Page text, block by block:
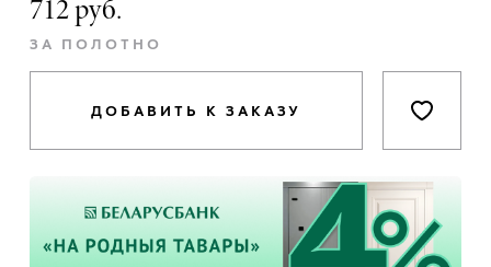
712 руб.
ЗА ПОЛОТНО
ДОБАВИТЬ К ЗАКАЗУ